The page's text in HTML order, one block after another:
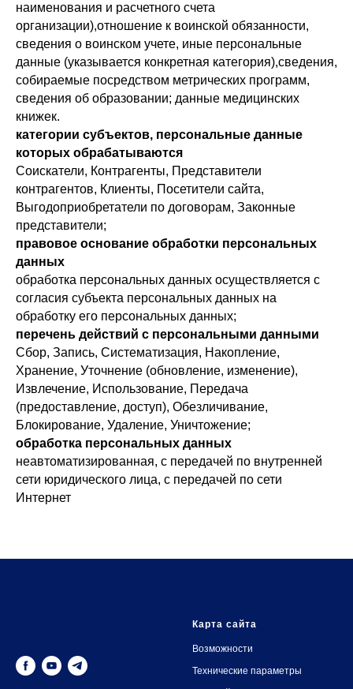
наименования и расчетного счета
организации),отношение к воинской обязанности,
сведения о воинском учете, иные персональные
данные (указывается конкретная категория),сведения,
собираемые посредством метрических программ,
сведения об образовании; данные медицинских
книжек.
категории субъектов, персональные данные
которых обрабатываются
Соискатели, Контрагенты, Представители
контрагентов, Клиенты, Посетители сайта,
Выгодоприобретатели по договорам, Законные
представители;
правовое основание обработки персональных
данных
обработка персональных данных осуществляется с
согласия субъекта персональных данных на
обработку его персональных данных;
перечень действий с персональными данными
Сбор, Запись, Систематизация, Накопление,
Хранение, Уточнение (обновление, изменение),
Извлечение, Использование, Передача
(предоставление, доступ), Обезличивание,
Блокирование, Удаление, Уничтожение;
обработка персональных данных
неавтоматизированная, с передачей по внутренней
сети юридического лица, с передачей по сети
Интернет
Карта сайта
Возможности
Технические параметры